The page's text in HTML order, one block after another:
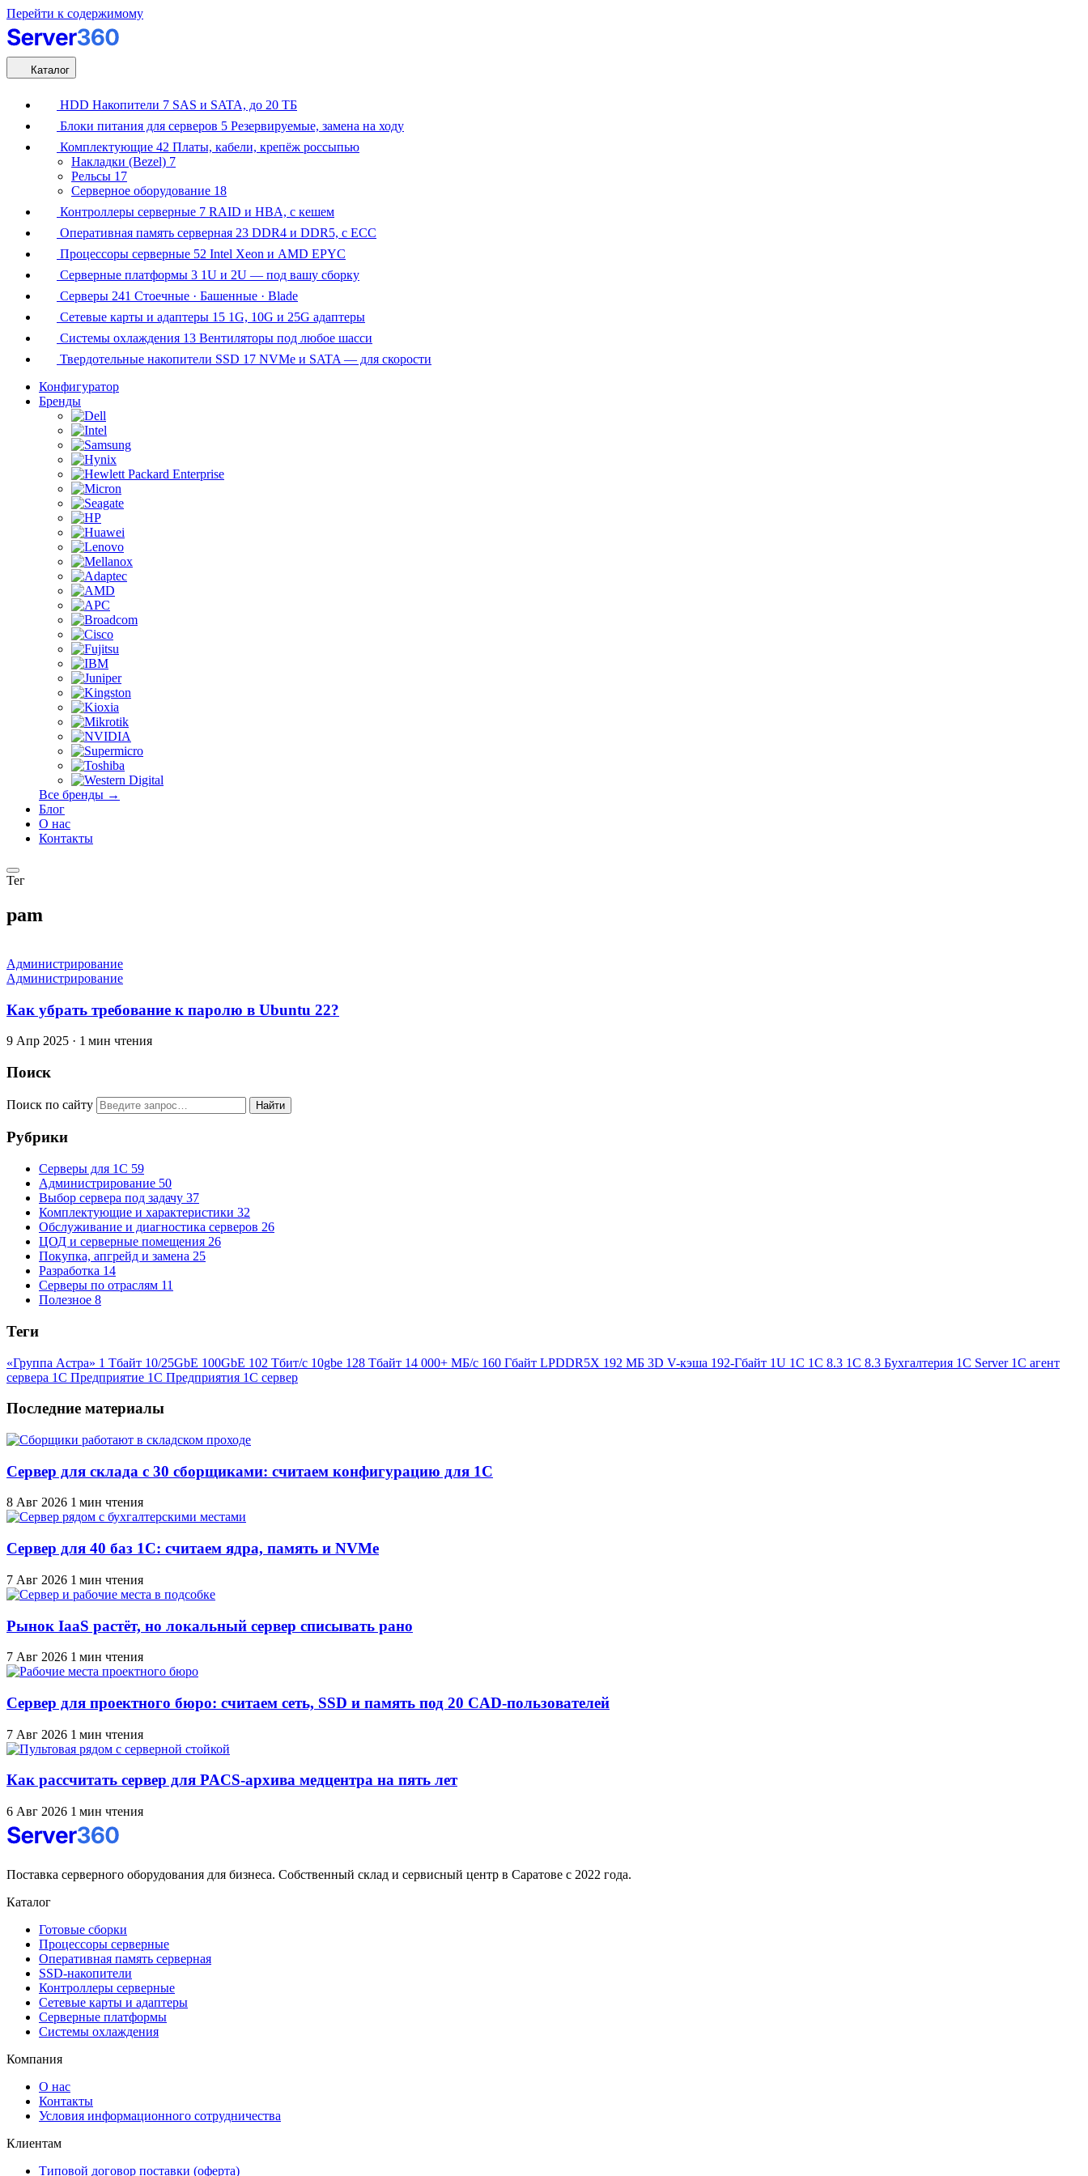
Перейти к содержимому
Каталог
HDD Накопители 7 SAS и SATA, до 20 ТБ
Блоки питания для серверов 5 Резервируемые, замена на ходу
Комплектующие 42 Платы, кабели, крепёж россыпью
Накладки (Bezel) 7
Рельсы 17
Серверное оборудование 18
Контроллеры серверные 7 RAID и HBA, с кешем
Оперативная память серверная 23 DDR4 и DDR5, с ECC
Процессоры серверные 52 Intel Xeon и AMD EPYC
Серверные платформы 3 1U и 2U — под вашу сборку
Серверы 241 Стоечные · Башенные · Blade
Сетевые карты и адаптеры 15 1G, 10G и 25G адаптеры
Системы охлаждения 13 Вентиляторы под любое шасси
Твердотельные накопители SSD 17 NVMe и SATA — для скорости
Конфигуратор
Бренды
Все бренды →
Блог
О нас
Контакты
Тег
pam
Администрирование
Администрирование
Как убрать требование к паролю в Ubuntu 22?
9 Апр 2025 · 1 мин чтения
Поиск
Поиск по сайту Найти
Рубрики
Серверы для 1С 59
Администрирование 50
Выбор сервера под задачу 37
Комплектующие и характеристики 32
Обслуживание и диагностика серверов 26
ЦОД и серверные помещения 26
Покупка, апгрейд и замена 25
Разработка 14
Серверы по отраслям 11
Полезное 8
Теги
«Группа Астра» 1 Тбайт 10/25GbE 100GbE 102 Тбит/с 10gbe 128 Тбайт 14 000+ МБ/с 160 Гбайт LPDDR5X 192 МБ 3D V-кэша 192-Гбайт 1U 1С 1С 8.3 1С 8.3 Бухгалтерия 1С Server 1С агент
сервера 1С Предприятие 1С Предприятия 1С сервер
Последние материалы
Сервер для склада с 30 сборщиками: считаем конфигурацию для 1С
8 Авг 2026 1 мин чтения
Сервер для 40 баз 1С: считаем ядра, память и NVMe
7 Авг 2026 1 мин чтения
Рынок IaaS растёт, но локальный сервер списывать рано
7 Авг 2026 1 мин чтения
Сервер для проектного бюро: считаем сеть, SSD и память под 20 CAD-пользователей
7 Авг 2026 1 мин чтения
Как рассчитать сервер для PACS-архива медцентра на пять лет
6 Авг 2026 1 мин чтения
Поставка серверного оборудования для бизнеса. Собственный склад и сервисный центр в Саратове с 2022 года.
Каталог
Готовые сборки
Процессоры серверные
Оперативная память серверная
SSD-накопители
Контроллеры серверные
Сетевые карты и адаптеры
Серверные платформы
Системы охлаждения
Компания
О нас
Контакты
Условия информационного сотрудничества
Клиентам
Типовой договор поставки (оферта)